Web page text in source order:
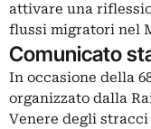
attivare una
flussi migratori nel
Comunicato
In occasione della
organizzato dalla
Venere degli stracci